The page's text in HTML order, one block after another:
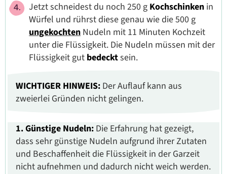
Jetzt schneidest du noch 250 g Kochschinken in
Würfel und rührst diese genau wie die 500 g
ungekochten Nudeln mit 11 Minuten Kochzeit
unter die Flüssigkeit. Die Nudeln müssen mit der
Flüssigkeit gut bedecktsein.
WICHTIGER HINWEIS: Der Auflauf kann aus
zweierlei Gründen nicht gelingen.
1. Günstige Nudeln: Die Erfahrung hat gezeigt,
dass sehr günstige Nudeln aufgrund ihrer Zutaten
und Beschaffenheit die Flüssigkeit in der Garzeit
nicht aufnehmen und dadurch nicht weich werden.